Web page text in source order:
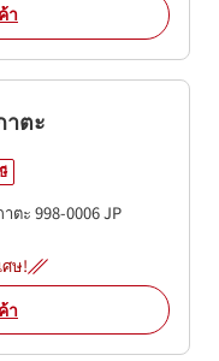
า
าตะ
ตะ 998-0006JP
ษ!
า